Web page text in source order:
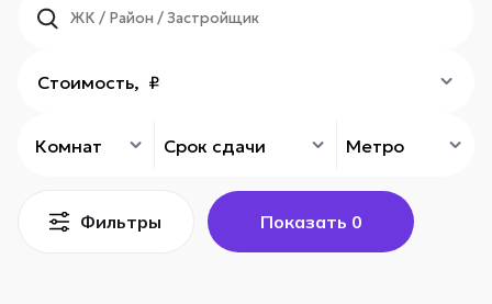
Комнат
Стоимость, ₽
Срок сдачи Метро
Фильтры Показать 0